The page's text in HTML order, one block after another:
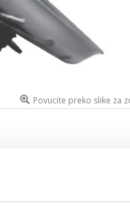
Povucite preko slike za